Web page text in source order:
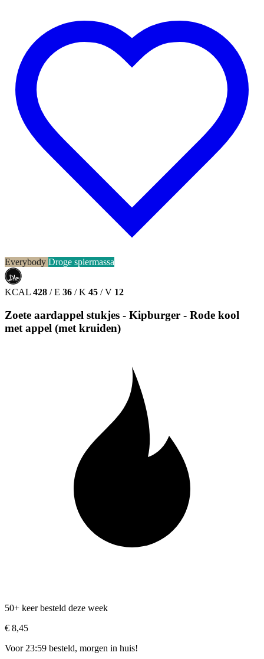
Everybody Droge spiermassa
حلال
HALAL
KCAL 428 / E 36 / K 45 / V 12
Zoete aardappel stukjes - Kipburger - Rode kool
met appel (met kruiden)
50+ keer besteld deze week
€ 8,45
Voor 23:59 besteld, morgen in huis!